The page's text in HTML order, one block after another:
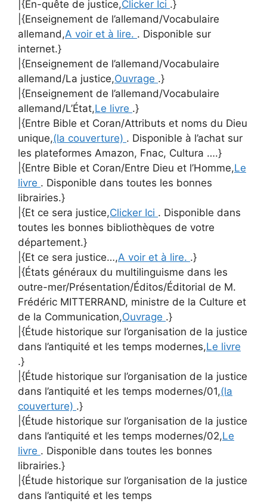
|{En-quête de justice,Clicker Ici .}
|{Enseignement de l’allemand/Vocabulaire
allemand,A voir et à lire. . Disponible sur
internet.}
|{Enseignement de l’allemand/Vocabulaire
allemand/La justice,Ouvrage .}
|{Enseignement de l’allemand/Vocabulaire
allemand/L’État,Le livre .}
|{Entre Bible et Coran/Attributs et noms du Dieu
unique,(la couverture) . Disponible à l’achat sur
les plateformes Amazon, Fnac, Cultura ….}
|{Entre Bible et Coran/Entre Dieu et l’Homme,Le
livre . Disponible dans toutes les bonnes
librairies.}
|{Et ce sera justice,Clicker Ici . Disponible dans
toutes les bonnes bibliothèques de votre
département.}
|{Et ce sera justice…,A voir et à lire. .}
|{États généraux du multilinguisme dans les
outre-mer/Présentation/Éditos/Éditorial de M.
Frédéric MITTERRAND, ministre de la Culture et
de la Communication,Ouvrage .}
|{Étude historique sur l’organisation de la justice
dans l’antiquité et les temps modernes,Le livre
.}
|{Étude historique sur l’organisation de la justice
dans l’antiquité et les temps modernes/01,(la
couverture) .}
|{Étude historique sur l’organisation de la justice
dans l’antiquité et les temps modernes/02,Le
livre . Disponible dans toutes les bonnes
librairies.}
|{Étude historique sur l’organisation de la justice
dans l’antiquité et les temps